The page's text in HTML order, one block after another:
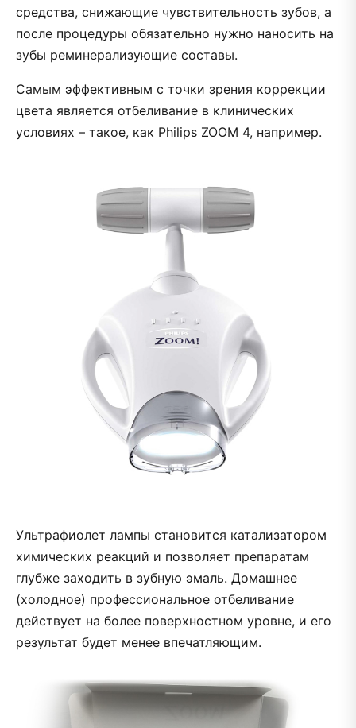
средства, снижающие чувствительность зубов, а
после процедуры обязательно нужно наносить на
зубы реминерализующие составы.
Самым эффективным с точки зрения коррекции
цвета является отбеливание в клинических
условиях – такое, как Philips ZOOM 4, например.
Ультрафиолет лампы становится катализатором
химических реакций и позволяет препаратам
глубже заходить в зубную эмаль. Домашнее
(холодное) профессиональное отбеливание
действует на более поверхностном уровне, и его
результат будет менее впечатляющим.